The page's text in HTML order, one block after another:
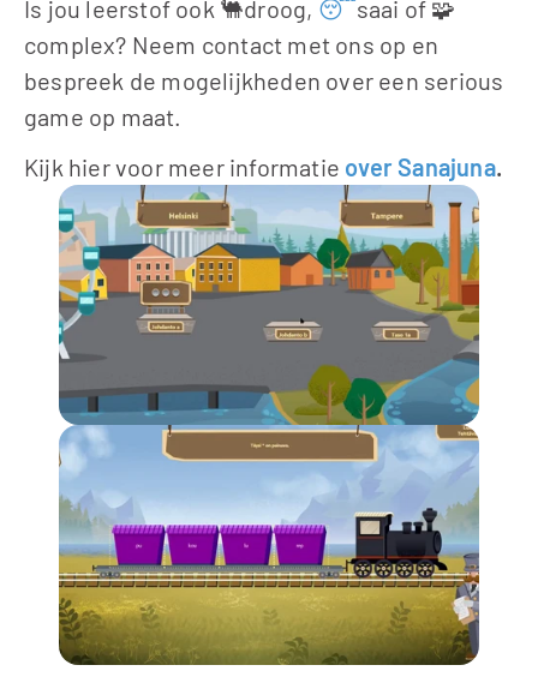
Is jou leerstof ook 🐫droog, 😴saai of 🧩
complex? Neem contact met ons op en
bespreek de mogelijkheden over een serious
game op maat.
Kijk hier voor meer informatie over Sanajuna.